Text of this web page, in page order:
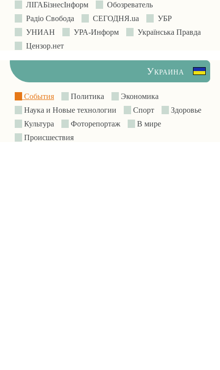
ЛIГАБiзнесIнформ
Обозреватель
Радіо Свобода
СЕГОДНЯ.ua
УБР
УНИАН
УРА-Информ
Українська Правда
Цензор.нет
Украина
События Политика
Экономика
Наука и Новые технологии
Спорт
Здоровье
Культура
Фоторепортаж
В мире
Происшествия